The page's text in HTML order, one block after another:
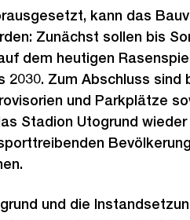
kann das
Zunächst sollen bis
dem heutigen
Zum Abschluss sind
und Parkplätze
Stadion Utogrund
und die